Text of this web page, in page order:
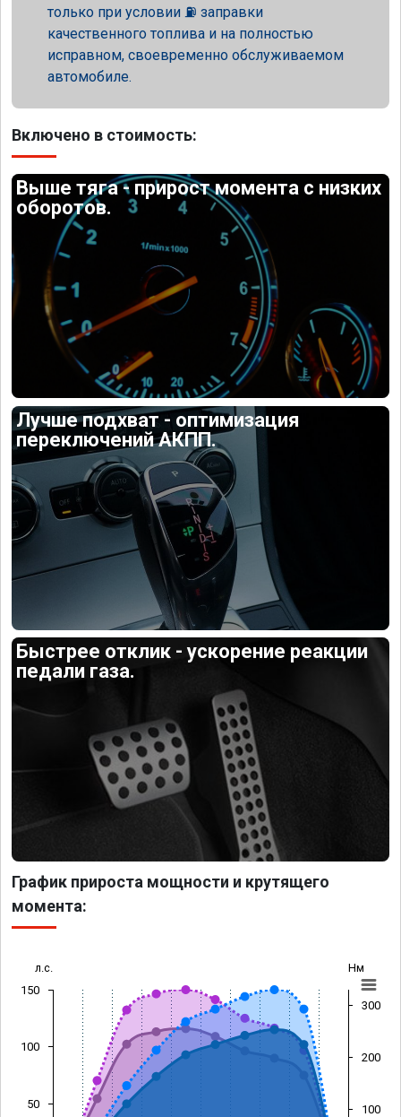
только при условии ⛽ заправки
качественного топлива и на полностью
исправном, своевременно обслуживаемом
автомобиле.
Включено в стоимость:
Выше тяга - прирост момента с низких
оборотов.
Лучше подхват - оптимизация
переключений АКПП.
Быстрее отклик - ускорение реакции
педали газа.
График прироста мощности и крутящего
момента:
л.с. Нм
50
100
150
100
200
300